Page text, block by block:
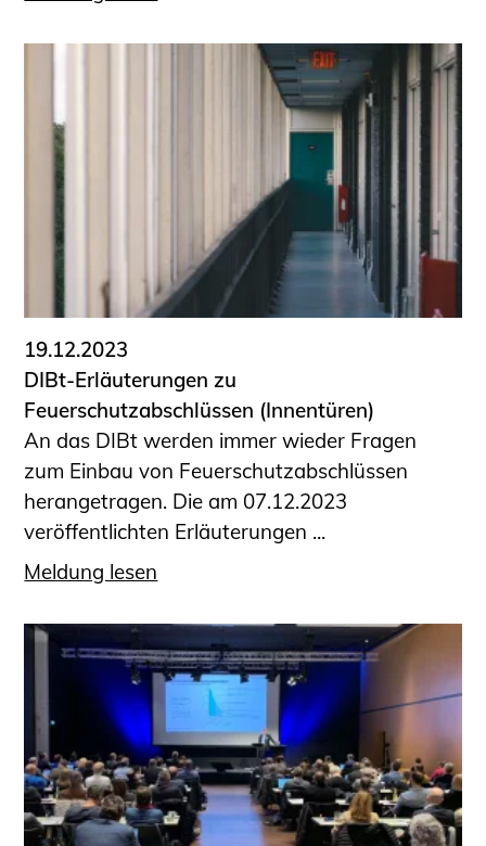
19.12.2023
DIBt-Erläuterungen zu
Feuerschutzabschlüssen (Innentüren)
An das DIBt werden immer wieder Fragen
zum Einbau von Feuerschutzabschlüssen
herangetragen. Die am 07.12.2023
veröffentlichten Erläuterungen ...
Meldung lesen